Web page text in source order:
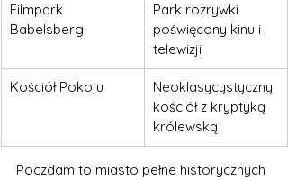
Filmpark
Babelsberg
Park rozrywki
poświęcony kinu i
telewizji
Kościół Pokoju
Neoklasycystyczny
kościół z kryptyką
królewską
Poczdam to miasto pełne historycznych